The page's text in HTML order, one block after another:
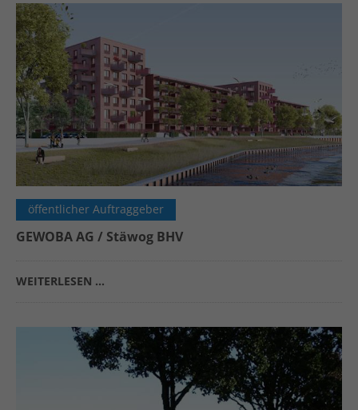
öffentlicher Auftraggeber
GEWOBA AG / Stäwog BHV
WEITERLESEN …